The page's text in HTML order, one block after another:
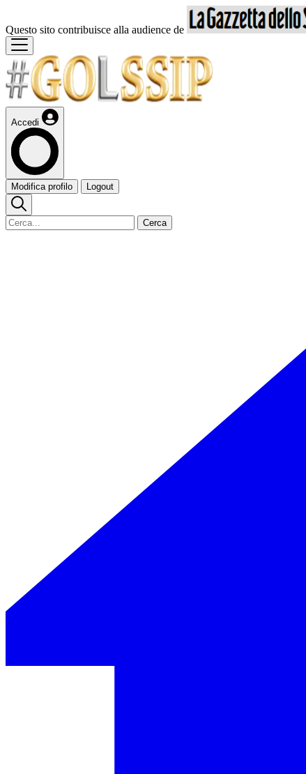
Questo sito contribuisce alla audience de
Accedi
Modifica profilo Logout
Cerca